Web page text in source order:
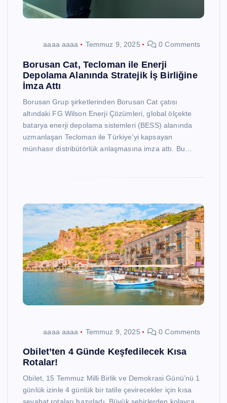
aaaa aaaa Temmuz 9, 2025 0 Comments
Borusan Cat, Tecloman ile Enerji
Depolama Alanında Stratejik İş Birliğine
İmza Attı
Borusan Grup şirketlerinden Borusan Cat çatısı
altındaki FG Wilson Enerji Çözümleri, global ölçekte
batarya enerji depolama sistemleri (BESS) alanında
uzmanlaşan Tecloman ile Türkiye’yi kapsayan
münhasır distribütörlük anlaşmasına imza attı. Bu…
aaaa aaaa Temmuz 9, 2025 0 Comments
Obilet’ten 4 Günde Keşfedilecek Kısa
Rotalar!
Obilet, 15 Temmuz Milli Birlik ve Demokrasi Günü’nü 1
günlük izinle 4 günlük bir tatile çevirecekler için kısa